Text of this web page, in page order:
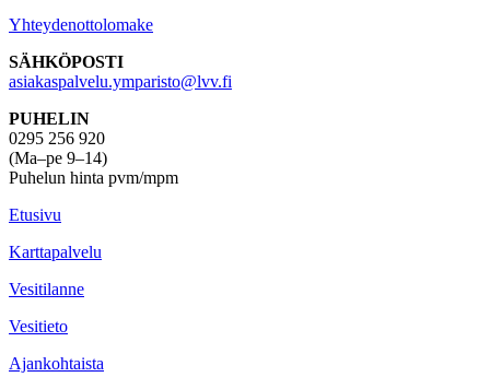
Yhteydenottolomake
SÄHKÖPOSTI
asiakaspalvelu.ymparisto@lvv.fi
PUHELIN
0295 256 920
(Ma–pe 9–14)
Puhelun hinta pvm/mpm
Etusivu
Karttapalvelu
Vesitilanne
Vesitieto
Ajankohtaista